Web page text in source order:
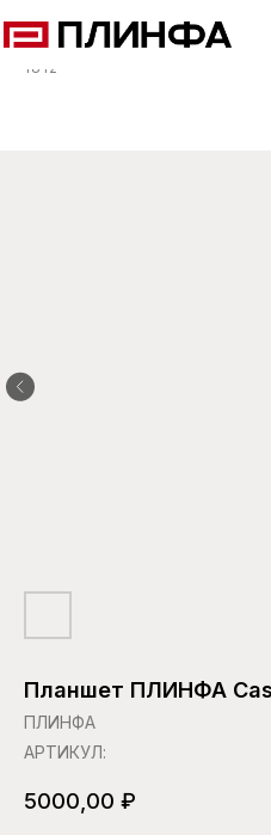
ГЛАВНАЯ ДИЛЕРАМ
1812
Планшет ПЛИНФА
ПЛИНФА
АРТИКУЛ:
5000,00 ₽